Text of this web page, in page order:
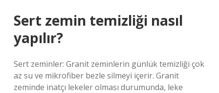
Sert zemin temizliği nasıl
yapılır?
Sert zeminler: Granit zeminlerin günlük temizliği çok
az su ve mikrofiber bezle silmeyi içerir. Granit
zeminde inatçı lekeler olması durumunda, leke